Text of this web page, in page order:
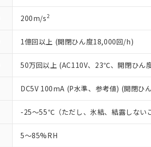
200m/s2
1億回以上 (開閉ひん度18,000回/h)
50万回以上 (AC110V、23℃、開閉ひ
DC5V 100mA (P水準、参考値) (開閉ひ
-25～55℃（ただし、氷結、結露しない
5～85%RH